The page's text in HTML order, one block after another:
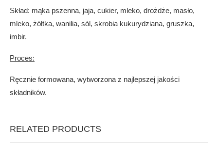
Skład: mąka pszenna, jaja, cukier, mleko, drożdże, masło,
mleko, żółtka, wanilia, sól, skrobia kukurydziana, gruszka,
imbir.
Proces:
Ręcznie formowana, wytworzona z najlepszej jakości
składników.
RELATED PRODUCTS